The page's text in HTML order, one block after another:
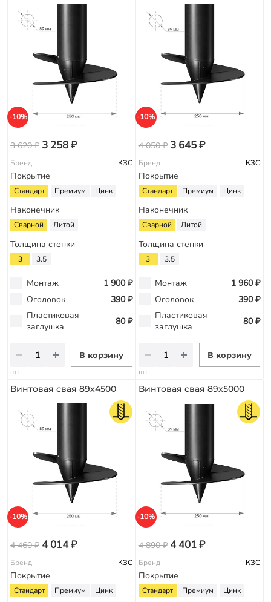
-10%
3 620 ₽ 3 258 ₽
Бренд КЗС
Покрытие
Стандарт Премиум Цинк
Наконечник
Сварной Литой
Толщина стенки
3 3.5
Монтаж
1 900 ₽
Оголовок
390 ₽
Пластиковая
заглушка
80 ₽
В корзину
шт
-10%
4 050 ₽ 3 645 ₽
Бренд КЗС
Покрытие
Стандарт Премиум Цинк
Наконечник
Сварной Литой
Толщина стенки
3 3.5
Монтаж
1 960 ₽
Оголовок
390 ₽
Пластиковая
заглушка
80 ₽
В корзину
шт
Винтовая свая 89х4500
-10%
4 460 ₽ 4 014 ₽
Бренд КЗС
Покрытие
Стандарт Премиум Цинк
Винтовая свая 89х5000
-10%
4 890 ₽ 4 401 ₽
Бренд КЗС
Покрытие
Стандарт Премиум Цинк